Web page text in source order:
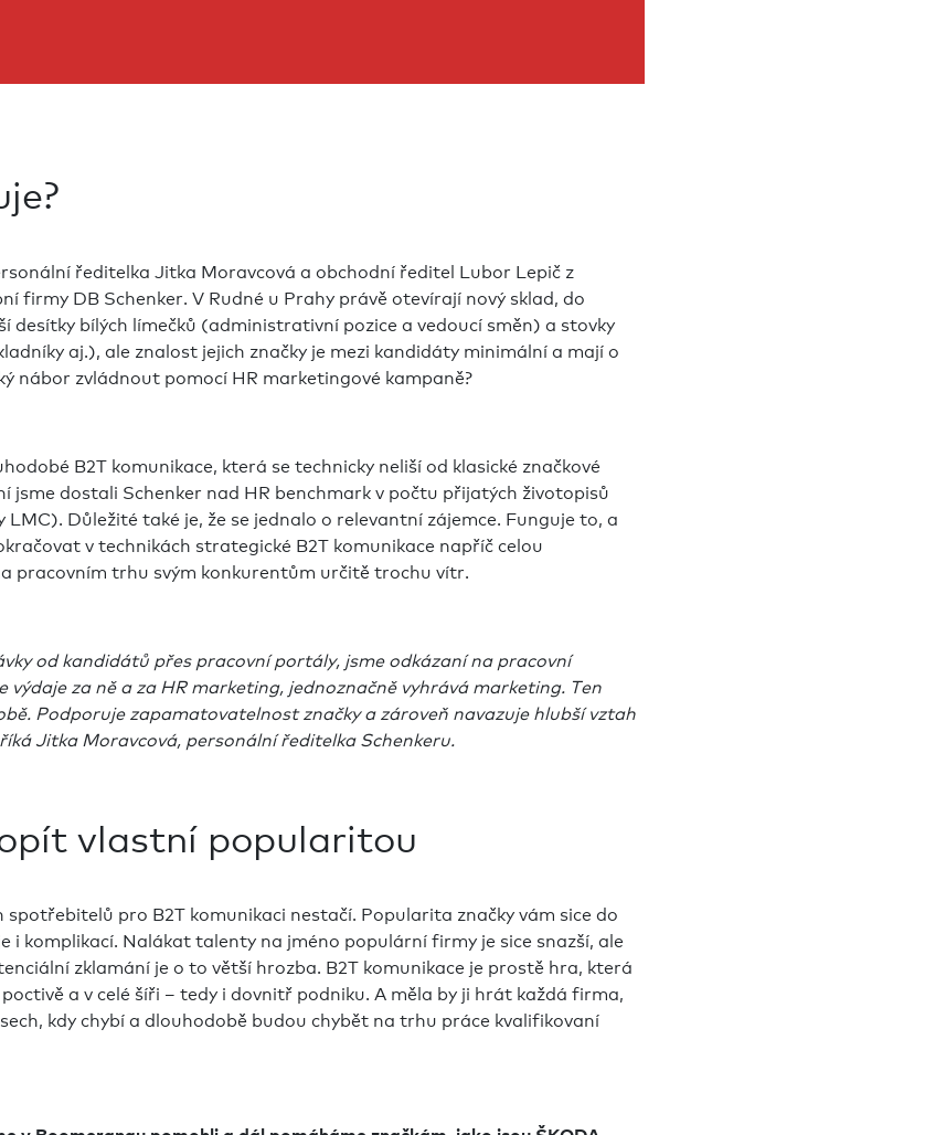
ředitelka Jitka Moravcová a obchodní ředitel Lubor Lepič z
firmy DB Schenker. V Rudné u Prahy právě otevírají nový sklad, do
desítky bílých límečků (administrativní pozice a vedoucí směn) a stovky
aj.), ale znalost jejich značky je mezi kandidáty minimální a mají o
nábor zvládnout pomocí HR marketingové kampaně?
B2T komunikace, která se technicky neliší od klasické značkové
jsme dostali Schenker nad HR benchmark v počtu přijatých životopisů
Důležité také je, že se jednalo o relevantní zájemce. Funguje to, a
v technikách strategické B2T komunikace napříč celou
pracovním trhu svým konkurentům určitě trochu vítr.
od kandidátů přes pracovní portály, jsme odkázaní na pracovní
výdaje za ně a za HR marketing, jednoznačně vyhrává marketing. Ten
Podporuje zapamatovatelnost značky a zároveň navazuje hlubší vztah
Jitka Moravcová, personální ředitelka Schenkeru.
vlastní popularitou
spotřebitelů pro B2T komunikaci nestačí. Popularita značky vám sice do
i komplikací. Nalákat talenty na jméno populární firmy je sice snazší, ale
zklamání je o to větší hrozba. B2T komunikace je prostě hra, která
a v celé šíři – tedy i dovnitř podniku. A měla by ji hrát každá firma,
kdy chybí a dlouhodobě budou chybět na trhu práce kvalifikovaní